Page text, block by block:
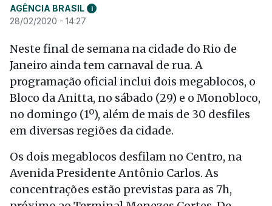
AGÊNCIA BRASIL i
28/02/2020 - 14:27
Neste final de semana na cidade do Rio de
Janeiro ainda tem carnaval de rua. A
programação oficial inclui dois megablocos, o
Bloco da Anitta, no sábado (29) e o Monobloco,
no domingo (1º), além de mais de 30 desfiles
em diversas regiões da cidade.
Os dois megablocos desfilam no Centro, na
Avenida Presidente Antônio Carlos. As
concentrações estão previstas para as 7h,